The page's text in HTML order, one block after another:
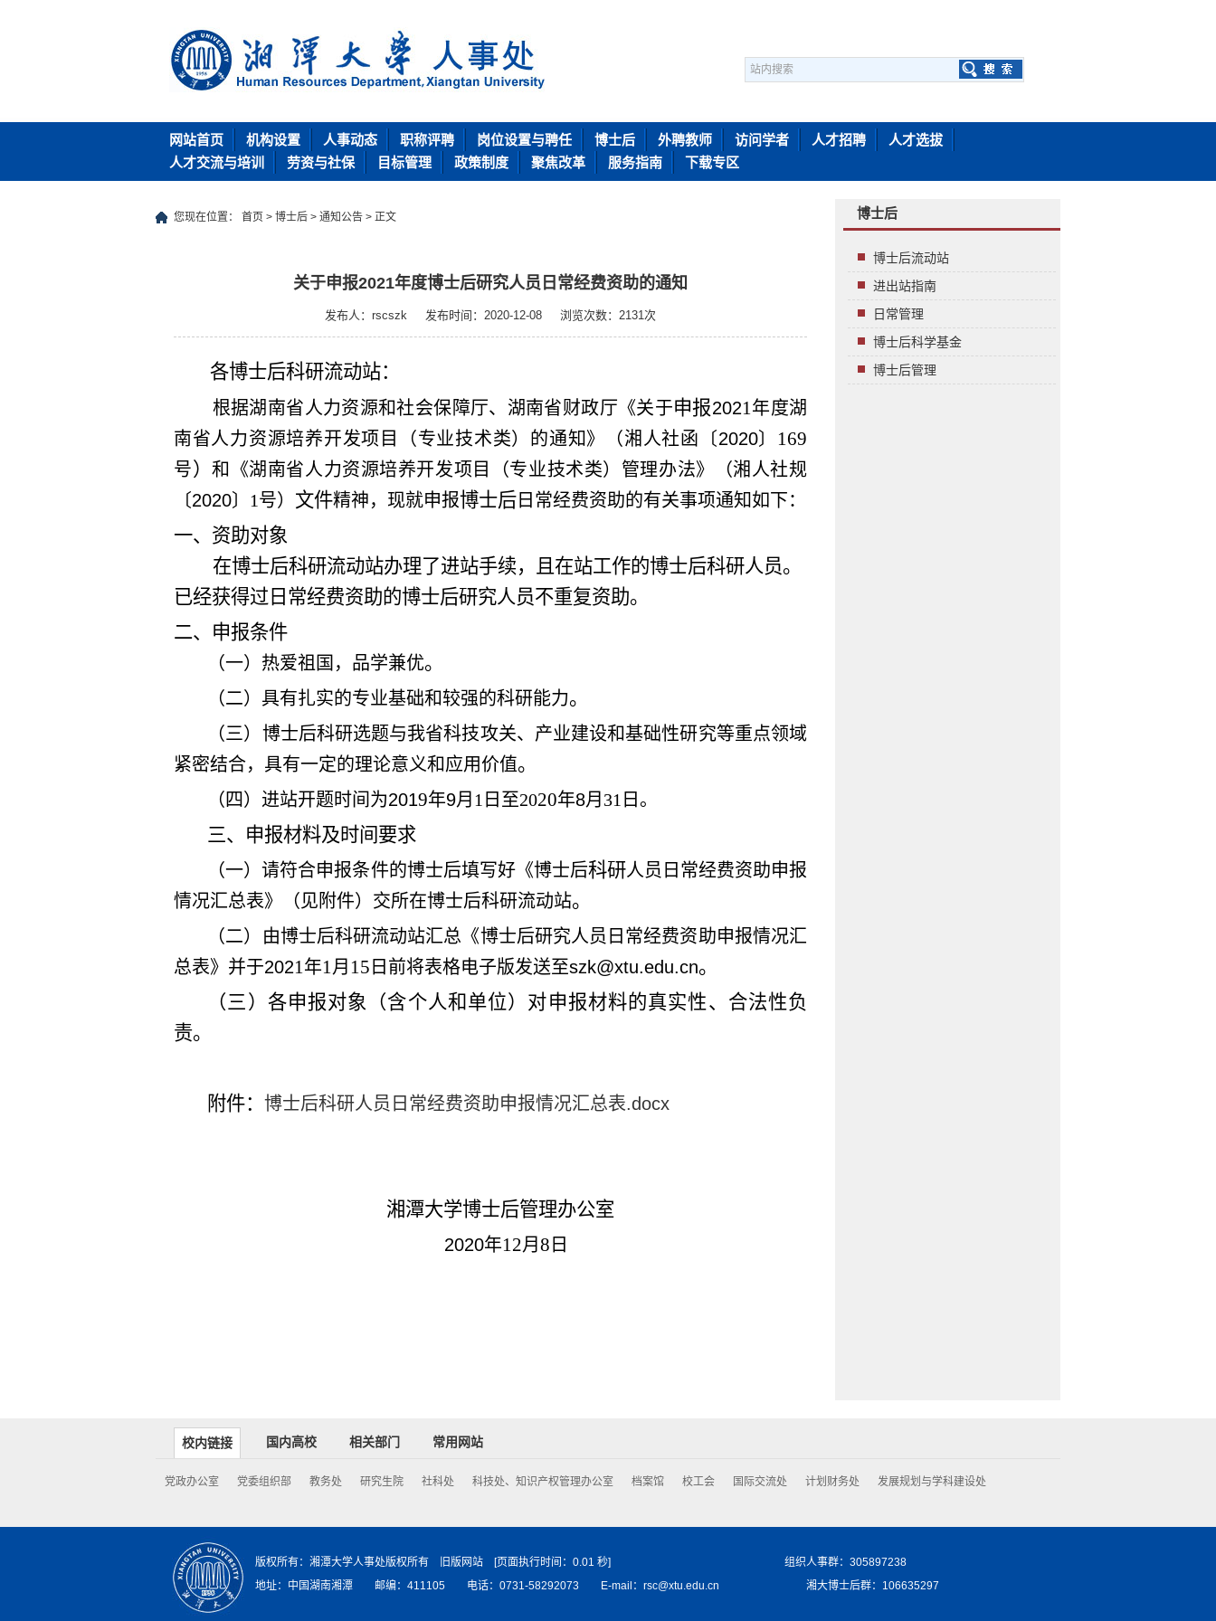
网站首页 机构设置 人事动态 职称评聘 岗位设置与聘任 博士后 外聘教师 访问学者 人才招聘
人才选拔
人才交流与培训
劳资与社保 目标管理 政策制度 聚焦改革 服务指南 下载专区
您现在位置： 首页 > 博士后 > 通知公告 > 正文
关于申报2021年度博士后研究人员日常经费资助的通知
发布人：rscszk 发布时间：2020-12-08 浏览次数： 2131次
各博士后科研流动站：
根据湖南省人力资源和社会保障厅、湖南省财政厅《关于申报2021年度湖
南省人力资源培养开发项目（专业技术类）的通知》（湘人社函〔 2020〕 169
号）和《湖南省人力资源培养开发项目（专业技术类）管理办法》（湘人社规
〔2020〕 1号） 文件精神，现就申报博士后 日常经费资助的有关事项通知如下：
一、 资助对象
在博士后科研流动站办理了进站手续，且在站工作的博士后科研人员。
已经获得过 日常经费资助的博士后研究人员不重复资助。
二、申报条件
（一）热爱祖国，品学兼优。
（二）具有扎实的专业基础和较强的科研能力。
（三）博士后科研选题与我省科技攻关、产业建设和基础性研究等重点领域
紧密结合，具有一定的理论意义和应用价值。
（四）进站开题时间为2019年9月 1 日至2020年8月 31 日。
三、申报材料及时间要求
（一）请符合申报条件的博士后填写好《博士后科研人员日常经费资助申报
情况汇总表》（见附件）交所在博士后科研流动站。
（二）由博士后科研流动站汇总《博士后研究人员日常经费资助申报情况汇
总表》并于2021年1月 15 日前将表格电子版发送至szk@xtu.edu.cn。
（三 ）各申报对象（含个人和单位）对申报材料的真实性、合法性负
责。
附件：博士后科研人员日常经费资助申报情况汇总表.docx
湘潭大学博士后管理办公室
2020年12月 8 日
博士后
博士后流动站
进出站指南
日常管理
博士后科学基金
博士后管理
校内链接 国内高校 相关部门 常用网站
党政办公室 党委组织部 教务处 研究生院 社科处 科技处、知识产权管理办公室 档案馆 校工会 国际交流处 计划财务处 发展规划与学科建设处
版权所有：湘潭大学人事处版权所有 旧版网站 [页面执行时间：0.01 秒] 组织人事群：305897238
地址：中国湖南湘潭 邮编：411105 电话：0731-58292073 E-mail：rsc@xtu.edu.cn 湘大博士后群：106635297